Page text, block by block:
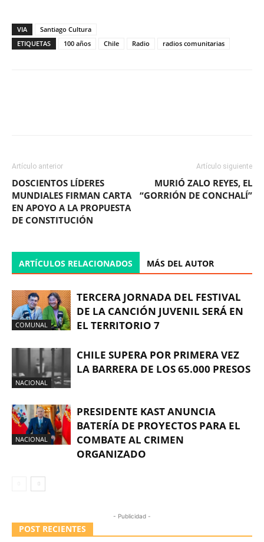
VIA
Santiago Cultura
ETIQUETAS
100 años Chile Radio radios comunitarias
Artículo anterior
DOSCIENTOS LÍDERES
MUNDIALES FIRMAN CARTA
EN APOYO A LA PROPUESTA
DE CONSTITUCIÓN
Artículo siguiente
MURIÓ ZALO REYES, EL
“GORRIÓN DE CONCHALÍ”
ARTÍCULOS RELACIONADOS MÁS DEL AUTOR
COMUNAL
TERCERA JORNADA DEL FESTIVAL
DE LA CANCIÓN JUVENIL SERÁ EN
EL TERRITORIO 7
NACIONAL
CHILE SUPERA POR PRIMERA VEZ
LA BARRERA DE LOS 65.000 PRESOS
NACIONAL
PRESIDENTE KAST ANUNCIA
BATERÍA DE PROYECTOS PARA EL
COMBATE AL CRIMEN
ORGANIZADO
- Publicidad -
POST RECIENTES